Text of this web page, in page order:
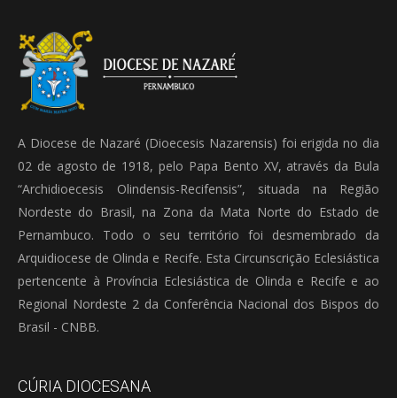
A Diocese de Nazaré (Dioecesis Nazarensis) foi erigida no dia
02 de agosto de 1918, pelo Papa Bento XV, através da Bula
“Archidioecesis Olindensis-Recifensis”, situada na Região
Nordeste do Brasil, na Zona da Mata Norte do Estado de
Pernambuco. Todo o seu território foi desmembrado da
Arquidiocese de Olinda e Recife. Esta Circunscrição Eclesiástica
pertencente à Província Eclesiástica de Olinda e Recife e ao
Regional Nordeste 2 da Conferência Nacional dos Bispos do
Brasil - CNBB.
CÚRIA DIOCESANA